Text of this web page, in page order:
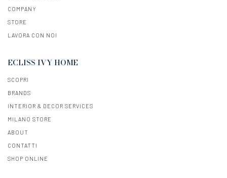
COMPANY
STORE
LAVORA CON NOI
ECLISS IVY HOME
SCOPRI
BRANDS
INTERIOR & DECOR SERVICES
MILANO STORE
ABOUT
CONTATTI
SHOP ONLINE